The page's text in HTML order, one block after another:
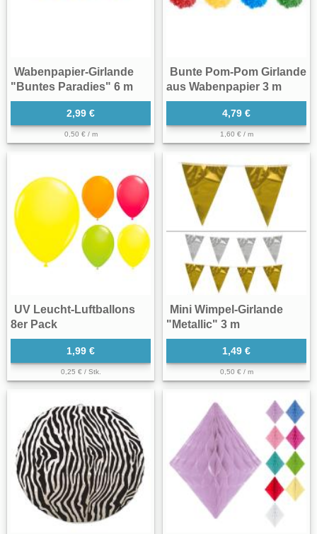
Wabenpapier-Girlande
"Buntes Paradies" 6 m
2,99 €
0,50 € / m
Bunte Pom-Pom Girlande
aus Wabenpapier 3 m
4,79 €
1,60 € / m
UV Leucht-Luftballons
8er Pack
1,99 €
0,25 € / Stk.
Mini Wimpel-Girlande
"Metallic" 3 m
1,49 €
0,50 € / m